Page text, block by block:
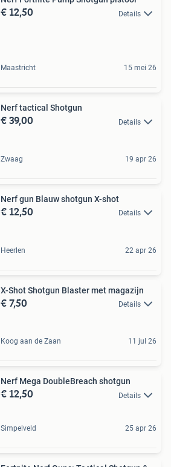
€ 12,50 Details
Maastricht 15 mei 26
Nerf tactical Shotgun
€ 39,00 Details
Zwaag 19 apr 26
Nerf gun Blauw shotgun X-shot
€ 12,50 Details
Heerlen 22 apr 26
X-Shot Shotgun Blaster met magazijn
€ 7,50 Details
Koog aan de Zaan 11 jul 26
Nerf Mega DoubleBreach shotgun
€ 12,50 Details
Simpelveld 25 apr 26